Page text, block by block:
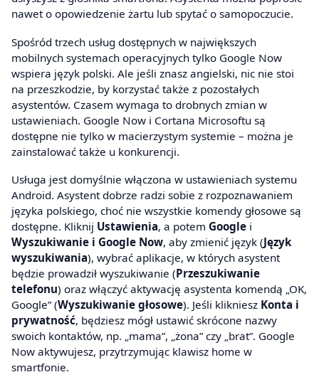
nawet o opowiedzenie żartu lub spytać o samopoczucie.
Spośród trzech usług dostępnych w największych
mobilnych systemach operacyjnych tylko Google Now
wspiera język polski. Ale jeśli znasz angielski, nic nie stoi
na przeszkodzie, by korzystać także z pozostałych
asystentów. Czasem wymaga to drobnych zmian w
ustawieniach. Google Now i Cortana Microsoftu są
dostępne nie tylko w macierzystym systemie – można je
zainstalować także u konkurencji.
Usługa jest domyślnie włączona w ustawieniach systemu
Android. Asystent dobrze radzi sobie z rozpoznawaniem
języka polskiego, choć nie wszystkie komendy głosowe są
dostępne. Kliknij Ustawienia, a potem Google i
Wyszukiwanie i Google Now, aby zmienić język (Język
wyszukiwania), wybrać aplikacje, w których asystent
będzie prowadził wyszukiwanie (Przeszukiwanie
telefonu) oraz włączyć aktywację asystenta komendą „OK,
Google” (Wyszukiwanie głosowe). Jeśli klikniesz Konta i
prywatność, będziesz mógł ustawić skrócone nazwy
swoich kontaktów, np. „mama”, „żona” czy „brat”. Google
Now aktywujesz, przytrzymując klawisz home w
smartfonie.